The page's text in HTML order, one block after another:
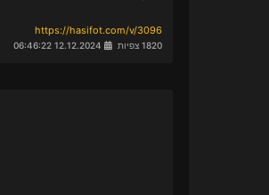
https://hasifot.com/v/3096
1820 צפיות